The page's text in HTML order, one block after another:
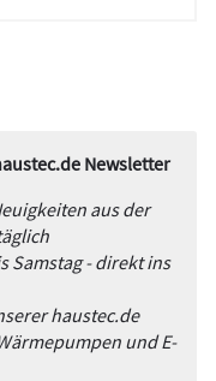
Newsletter
aus der
Samstag - direkt ins
haustec.de
und E-